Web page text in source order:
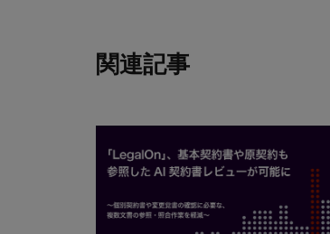
関連記事